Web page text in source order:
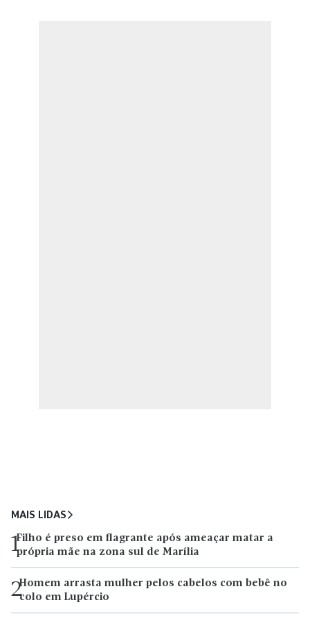
MAIS LIDAS
1Filho é preso em flagrante após ameaçar matar a
própria mãe na zona sul de Marília
2Homem arrasta mulher pelos cabelos com bebê no
colo em Lupércio